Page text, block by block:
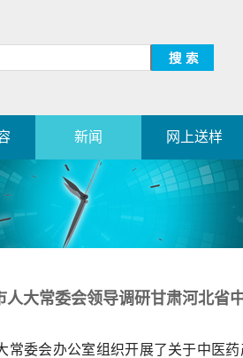
新闻 网上送样
人大常委会领导调研甘肃河北省
常委会办公室组织开展了关于中医